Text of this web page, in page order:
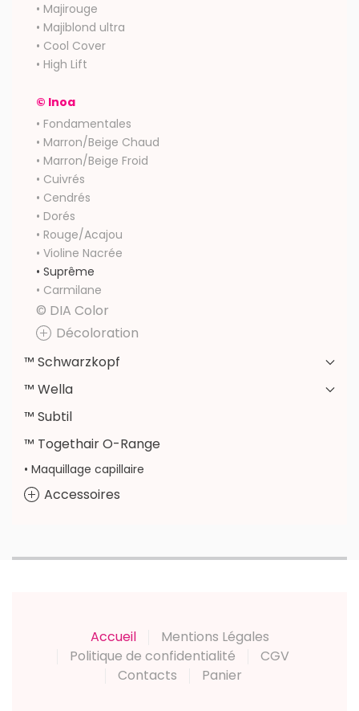
• Majirouge
• Majiblond ultra
• Cool Cover
• High Lift
© Inoa
• Fondamentales
• Marron/Beige Chaud
• Marron/Beige Froid
• Cuivrés
• Cendrés
• Dorés
• Rouge/Acajou
• Violine Nacrée
• Suprême
• Carmilane
© DIA Color
Décoloration
™ Schwarzkopf
™ Wella
™ Subtil
™ Togethair O-Range
• Maquillage capillaire
Accessoires
Accueil
Mentions Légales
Politique de confidentialité
CGV
Contacts
Panier